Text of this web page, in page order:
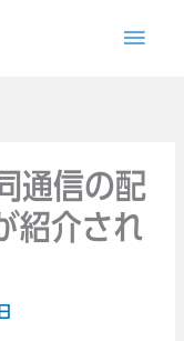
メ
メ
ニ
通信の配
紹介され